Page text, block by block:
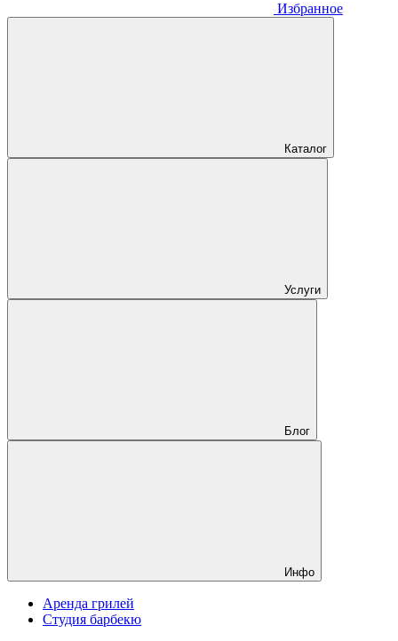
Избранное
Каталог
Услуги
Блог
Инфо
Аренда грилей
Студия барбекю